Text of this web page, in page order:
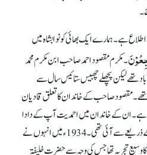
ہے۔ ہمارے ایک بھائی کو نوابشاہ میں
۔ مکرم مقصود احمد صاحب ابن مکرم محمد
تھے لیکن پچھلے چھبیس ستائیس سال سے
مقصود صاحب کے خاندان کا تعلق قادیان
ان کے خاندان میں احمدیت آپ کے دادا
مولوی عبدالحق نور صاحب کی بیعت کے ذریعے سے آئی تھی۔ 1934ء میں انہوں نے
وسیع تجربہ تھا جس کی وجہ سے حضرت خلیفۃ